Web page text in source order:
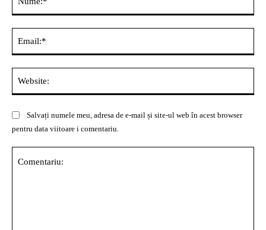
Salvați numele meu, adresa de e-mail și site-ul web în acest browser
pentru data viitoare i comentariu.